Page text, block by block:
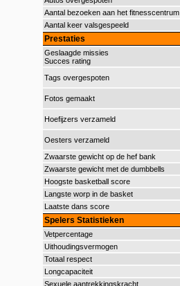
Aantal bezoeken aan het fitnesscentrum
Aantal keer valsgespeeld
Prestaties
Geslaagde missies
Succes rating
Tags overgespoten
Fotos gemaakt
Hoefijzers verzameld
Oesters verzameld
Zwaarste gewicht op de hef bank
Zwaarste gewicht met de dumbbells
Hoogste basketball score
Langste worp in de basket
Laatste dans score
Spelers Statistieken
Vetpercentage
Uithoudingsvermogen
Totaal respect
Longcapaciteit
Sexuele aantrekkingskracht